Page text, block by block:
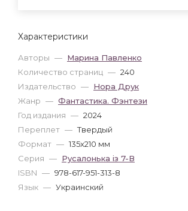
Характеристики
Авторы — Марина Павленко
Количество страниц — 240
Издательство — Нора Друк
Жанр — Фантастика. Фэнтези
Год издания — 2024
Переплет — Твердый
Формат — 135x210 мм
Серия — Русалонька із 7-В
ISBN — 978-617-951-313-8
Язык — Украинский